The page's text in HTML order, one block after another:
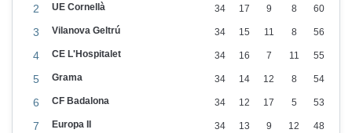
2 UE Cornellà 34 17 9 8 60
3 Vilanova Geltrú 34 15 11 8 56
4 CE L'Hospitalet 34 16 7 11 55
5 Grama 34 14 12 8 54
6 CF Badalona 34 12 17 5 53
7 Europa II 34 13 9 12 48